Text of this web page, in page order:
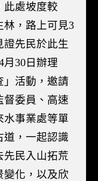
此處坡度較
林，路上可見3
證先民於此生
月30日辦理
」活動，邀請
督委員、高速
水事業處等單
道，一起認識
先民入山拓荒
變化，以及欣